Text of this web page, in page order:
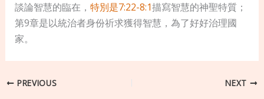
談論智慧的臨在， 特別是7:22-8:1描寫智慧的神聖特質；
第9章是以統治者身份祈求獲得智慧，為了好好治理國
家。
PREVIOUS NEXT